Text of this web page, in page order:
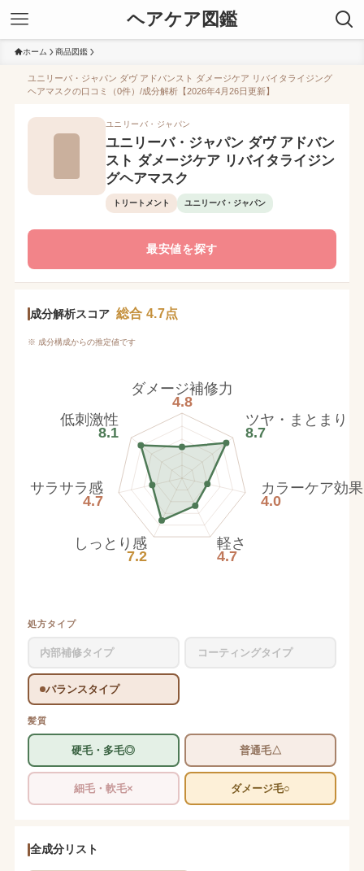
ヘアケア図鑑
ホーム 商品図鑑
ユニリーバ・ジャパン ダヴ アドバンスト ダメージケア リバイタライジング
ヘアマスクの口コミ（0件）/成分解析【2026年4月26日更新】
ユニリーバ・ジャパン
ユニリーバ・ジャパン ダヴ アドバン
スト ダメージケア リバイタライジン
グヘアマスク
トリートメント ユニリーバ・ジャパン
最安値を探す
成分解析スコア 総合 4.7点
※ 成分構成からの推定値です
ダメージ補修力
4.8
ツヤ・まとまり
8.7
カラーケア効果
4.0
軽さ
4.7
しっとり感
7.2
サラサラ感
4.7
低刺激性
8.1
処方タイプ
内部補修タイプ コーティングタイプ
バランスタイプ
髪質
硬毛・多毛◎ 普通毛△
細毛・軟毛× ダメージ毛○
全成分リスト